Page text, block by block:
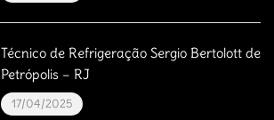
Técnico de Refrigeração Sergio Bertolott de
Petrópolis – RJ
17/04/2025